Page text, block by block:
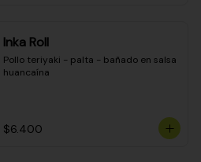
Inka Roll
Pollo teriyaki - palta - bañado en salsa
huancaína
$6.400